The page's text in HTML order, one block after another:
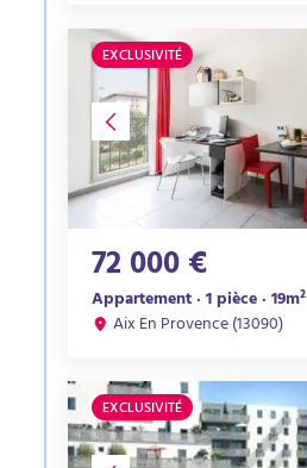
EXCLUSIVITÉ
72 000 €
Appartement · 1 pièce · 19m²
Aix En Provence (13090)
EXCLUSIVITÉ